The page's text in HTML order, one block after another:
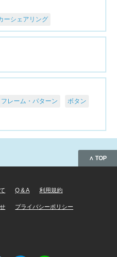
ーシェアリング
フレーム・パターン ボタン
∧ TOP
Q & A 利用規約
プライバシーポリシー